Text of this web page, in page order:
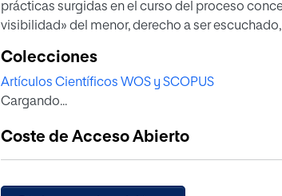
prácticas surgidas en el curso del proceso
visibilidad» del menor, derecho a ser
riesgo objetivo.
Colecciones
Artículos Científicos WOS y SCOPUS
Cargando...
Coste de Acceso Abierto